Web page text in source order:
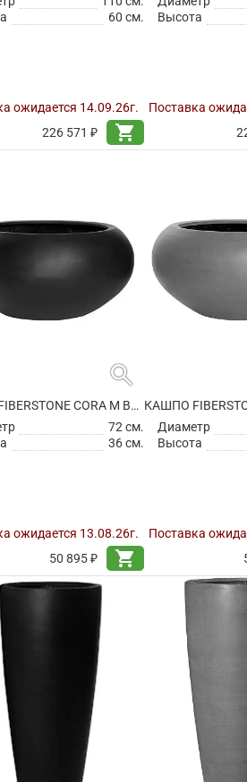
60 см.
ожидается 14.09.26г.
226 571 ₽
shopping_cart
Высота
Поставка
search
КАШПО FIBERSTONE CORA M BLACK
72 см.
36 см.
ожидается 13.08.26г.
50 895 ₽
shopping_cart
Диаметр
Высота
Поставка